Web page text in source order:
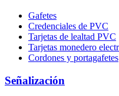
Gafetes
Credenciales de PVC
Tarjetas de lealtad PVC
Tarjetas monedero
Cordones y portagafetes
Señalización